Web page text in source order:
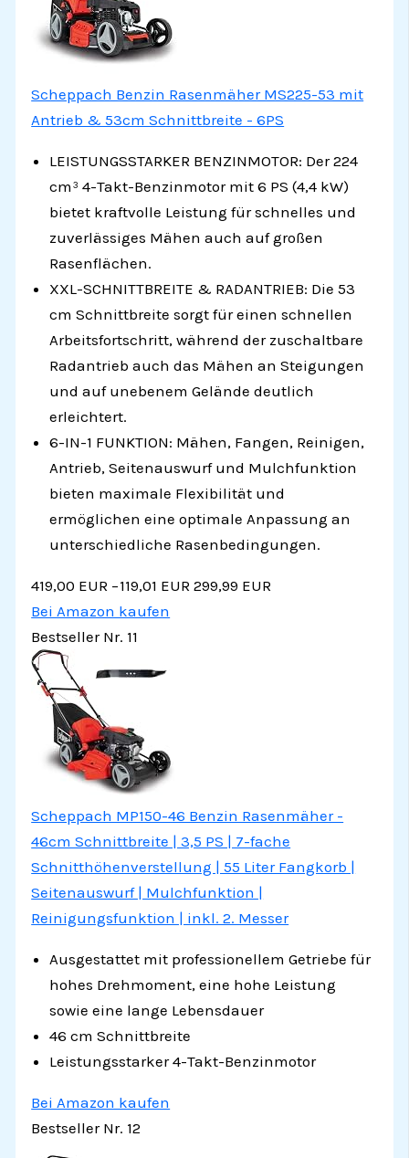
Scheppach Benzin Rasenmäher MS225-53 mit
Antrieb & 53cm Schnittbreite - 6PS
LEISTUNGSSTARKER BENZINMOTOR: Der 224
cm³ 4-Takt-Benzinmotor mit 6 PS (4,4 kW)
bietet kraftvolle Leistung für schnelles und
zuverlässiges Mähen auch auf großen
Rasenflächen.
XXL-SCHNITTBREITE & RADANTRIEB: Die 53
cm Schnittbreite sorgt für einen schnellen
Arbeitsfortschritt, während der zuschaltbare
Radantrieb auch das Mähen an Steigungen
und auf unebenem Gelände deutlich
erleichtert.
6-IN-1 FUNKTION: Mähen, Fangen, Reinigen,
Antrieb, Seitenauswurf und Mulchfunktion
bieten maximale Flexibilität und
ermöglichen eine optimale Anpassung an
unterschiedliche Rasenbedingungen.
419,00 EUR −119,01 EUR 299,99 EUR
Bei Amazon kaufen
Bestseller Nr. 11
Scheppach MP150-46 Benzin Rasenmäher -
46cm Schnittbreite | 3,5 PS | 7-fache
Schnitthöhenverstellung | 55 Liter Fangkorb |
Seitenauswurf | Mulchfunktion |
Reinigungsfunktion | inkl. 2. Messer
Ausgestattet mit professionellem Getriebe für
hohes Drehmoment, eine hohe Leistung
sowie eine lange Lebensdauer
46 cm Schnittbreite
Leistungsstarker 4-Takt-Benzinmotor
Bei Amazon kaufen
Bestseller Nr. 12